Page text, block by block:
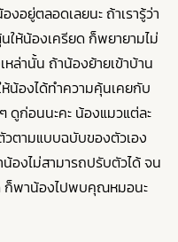
อยู่ตลอดเลยนะ ถ้าเรารู้ว่า
นให้น้องเครียด ก็พยายามไม่
หล่านั้น ถ้าน้องย้ายเข้าบ้าน
น้องได้ทำความคุ้นเคยกับ
ดูก่อนนะคะ น้องแมวแต่ละ
ตามแบบฉบับของตัวเอง
องไม่สามารถปรับตัวได้ จน
ก็พาน้องไปพบคุณหมอนะ